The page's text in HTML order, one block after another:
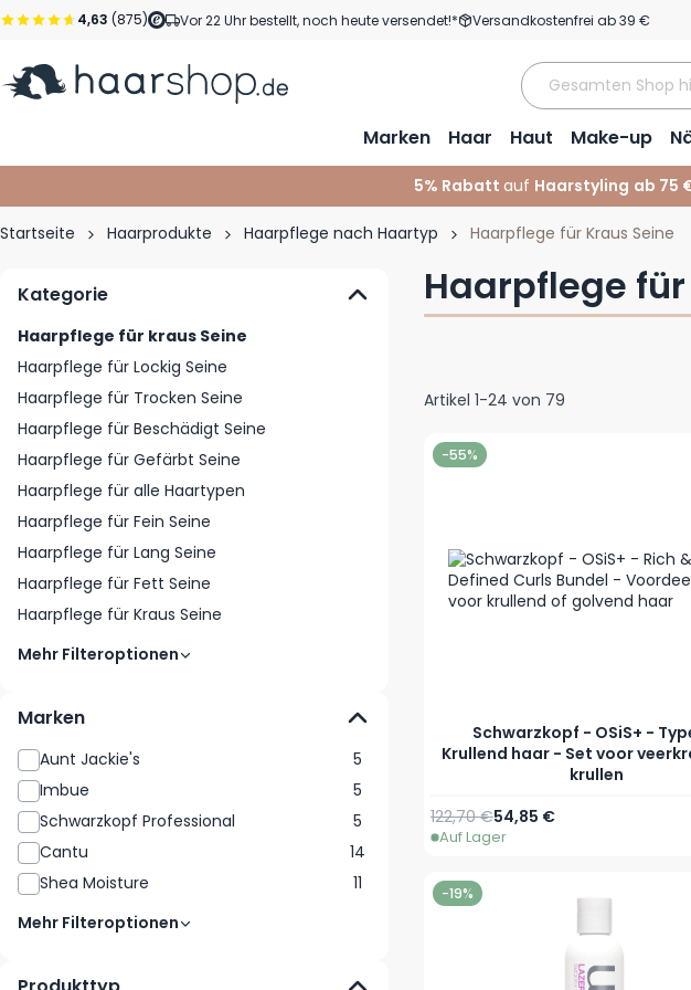
Zum Inhalt springen
4,63 (875) Vor 22 Uhr bestellt, noch heute versendet!* Versandkostenfrei ab 39 €
Marken Haar Haut Make-up
5% Rabatt auf Haarstyling ab 75
Startseite Haarprodukte Haarpflege nach Haartyp Haarpflege für Kraus Seine
Haarpflege
Kategorie
Haarpflege für kraus Seine
Haarpflege für Lockig Seine
Haarpflege für Trocken Seine
Haarpflege für Beschädigt Seine
Haarpflege für Gefärbt Seine
Haarpflege für alle Haartypen
Haarpflege für Fein Seine
Haarpflege für Lang Seine
Haarpflege für Fett Seine
Haarpflege für Kraus Seine
Mehr Filteroptionen
Marken
Aunt Jackie's
5
Imbue
5
Schwarzkopf Professional
5
Cantu
14
Shea Moisture
11
Mehr Filteroptionen
Artikel 1-24 von 79
-55%
Schwarzkopf - OSiS+ -
Krullend haar - Set voor
krullen
54,85 €
122,70 €
Auf Lager
-19%